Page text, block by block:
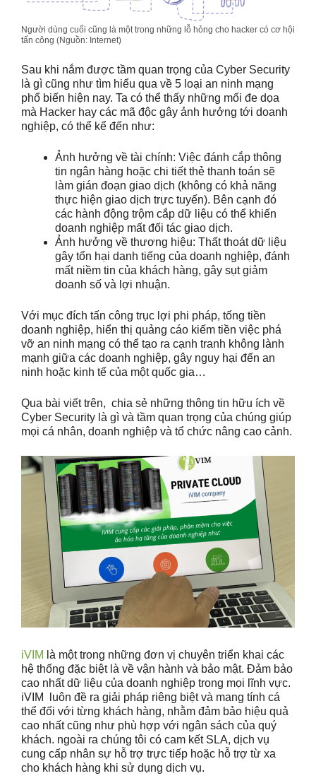
Người dùng cuối cũng là một trong những lỗ hỏng cho hacker có cơ hội
tấn công (Nguồn: Internet)
Sau khi nắm được tầm quan trọng của Cyber Security
là gì cũng như tìm hiểu qua về 5 loại an ninh mạng
phổ biến hiện nay. Ta có thể thấy những mối đe dọa
mà Hacker hay các mã độc gây ảnh hưởng tới doanh
nghiệp, có thể kể đến như:
Ảnh hưởng về tài chính: Việc đánh cắp thông
tin ngân hàng hoặc chi tiết thẻ thanh toán sẽ
làm gián đoạn giao dịch (không có khả năng
thực hiện giao dịch trực tuyến). Bên cạnh đó
các hành động trộm cắp dữ liệu có thể khiến
doanh nghiệp mất đối tác giao dịch.
Ảnh hưởng về thương hiệu: Thất thoát dữ liệu
gây tổn hại danh tiếng của doanh nghiệp, đánh
mất niềm tin của khách hàng, gây sụt giảm
doanh số và lợi nhuận.
Với mục đích tấn công trục lợi phi pháp, tống tiền
doanh nghiệp, hiển thị quảng cáo kiếm tiền việc phá
vỡ an ninh mạng có thể tạo ra cạnh tranh không lành
mạnh giữa các doanh nghiệp, gây nguy hại đến an
ninh hoặc kinh tế của một quốc gia…
Qua bài viết trên, chia sẻ những thông tin hữu ích về
Cyber Security là gì và tầm quan trọng của chúng giúp
mọi cá nhân, doanh nghiệp và tổ chức nâng cao cảnh.
iVIM là một trong những đơn vị chuyên triển khai các
hệ thống đặc biệt là về vận hành và bảo mật. Đảm bảo
cao nhất dữ liệu của doanh nghiệp trong mọi lĩnh vực.
iVIM luôn đề ra giải pháp riêng biệt và mang tính cá
thể đối với từng khách hàng, nhằm đảm bảo hiệu quả
cao nhất cũng như phù hợp với ngân sách của quý
khách. ngoài ra chúng tôi có cam kết SLA, dịch vụ
cung cấp nhân sự hỗ trợ trực tiếp hoặc hỗ trợ từ xa
cho khách hàng khi sử dụng dịch vụ.